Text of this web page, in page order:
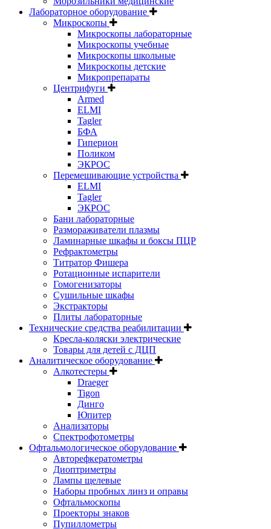
Лабораторное оборудование
Микроскопы
Микроскопы лабораторные
Микроскопы учебные
Микроскопы школьные
Микроскопы детские
Микропрепараты
Центрифуги
Armed
ELMI
Tagler
БФА
Гиперион
Поликом
ЭКРОС
Перемешивающие устройства
ELMI
Tagler
ЭКРОС
Бани лабораторные
Размораживатели плазмы
Ламинарные шкафы и боксы ПЦР
Рефрактометры
Титратор Фишера
Ротационные испарители
Гомогенизаторы
Сушильные шкафы
Экстракторы
Плиты лабораторные
Технические средства реабилитации
Кресла-коляски электрические
Товары для детей с ДЦП
Аналитическое оборудование
Алкотестеры
Draeger
Tigon
Динго
Юпитер
Анализаторы
Спектрофотометры
Офтальмологическое оборудование
Авторефкератометры
Диоптриметры
Лампы щелевые
Наборы пробных линз и оправы
Офтальмоскопы
Проекторы знаков
Пупиллометры